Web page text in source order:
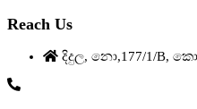
Reach Us
දිදුල, නො,177/1/B,